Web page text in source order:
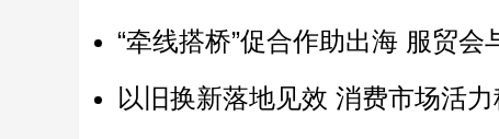
“牵线搭桥”促合作助出海 服贸会
以旧换新落地见效 消费市场活